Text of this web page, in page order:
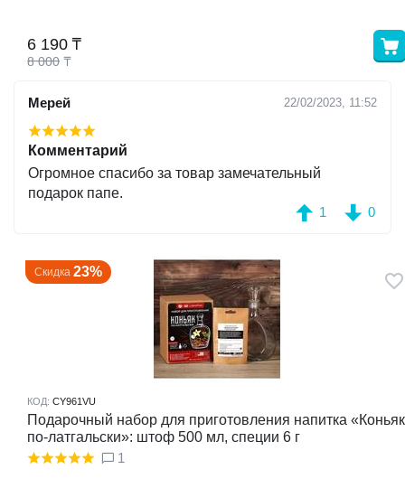
8 000 ₸
6 190 ₸
Мерей 22/02/2023, 11:52
Комментарий
Огромное спасибо за товар замечательный
подарок папе.
1
0
Скидка 23%
КОД: CY961VU
Подарочный набор для приготовления напитка «Коньяк
по-латгальски»: штоф 500 мл, специи 6 г
1